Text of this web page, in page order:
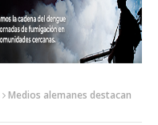
Medios alemanes destacan